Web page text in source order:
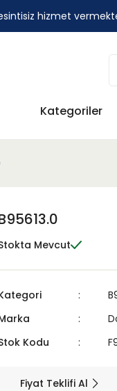
hizmet
Kategoriler
Mevcut
Kodu
Fiyat Teklifi Al